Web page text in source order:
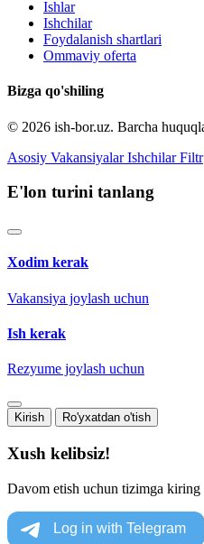
Ishlar
Ishchilar
Foydalanish shartlari
Ommaviy oferta
Bizga qo'shiling
© 2026 ish-bor.uz. Barcha
Asosiy Vakansiyalar Ishchilar Filtr
E'lon turini tanlang
Xodim kerak
Vakansiya joylash uchun
Ish kerak
Rezyume joylash uchun
Kirish Ro'yxatdan o'tish
Xush kelibsiz!
Davom etish uchun tizimga kiring